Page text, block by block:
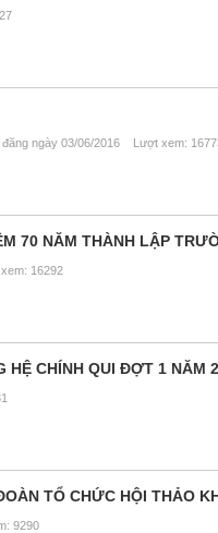
ngày 03/06/2016 Lượt xem:
70 NĂM THÀNH LẬP
16292
HỆ CHÍNH QUI ĐỢT 1 NĂM
TỔ CHỨC HỘI THẢO
9290